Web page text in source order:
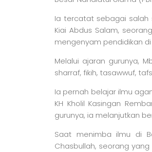
Ia tercatat sebagai salah
Kiai Abdus Salam,
mengenyam pendidikan
Melalui ajaran gurunya,
sharraf, fikih, tasawwuf,
Ia pernah belajar ilmu
KH Kholil Kasingan
gurunya, ia melanjutkan
Saat menimba ilmu di
Chasbullah, seorang